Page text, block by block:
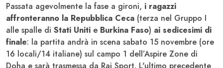
Passata agevolmente la fase a gironi, i ragazzi
affronteranno la Repubblica Ceca (terza nel Gruppo I
alle spalle di Stati Uniti e Burkina Faso) ai sedicesimi di
finale: la partita andrà in scena sabato 15 novembre (ore
16 locali/14 italiane) sul campo 1 dell’Aspire Zone di